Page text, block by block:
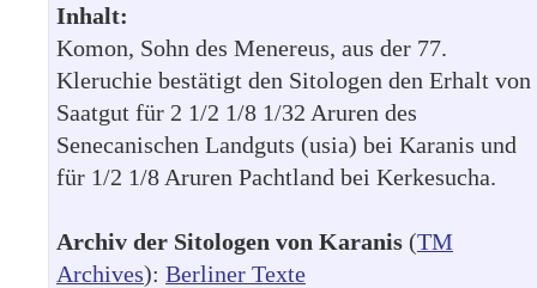
Inhalt:
Komon, Sohn des Menereus, aus der 77.
Kleruchie bestätigt den Sitologen den Erhalt von
Saatgut für 2 1/2 1/8 1/32 Aruren des
Senecanischen Landguts (usia) bei Karanis und
für 1/2 1/8 Aruren Pachtland bei Kerkesucha.
Archiv der Sitologen von Karanis (TM
Archives): Berliner Texte